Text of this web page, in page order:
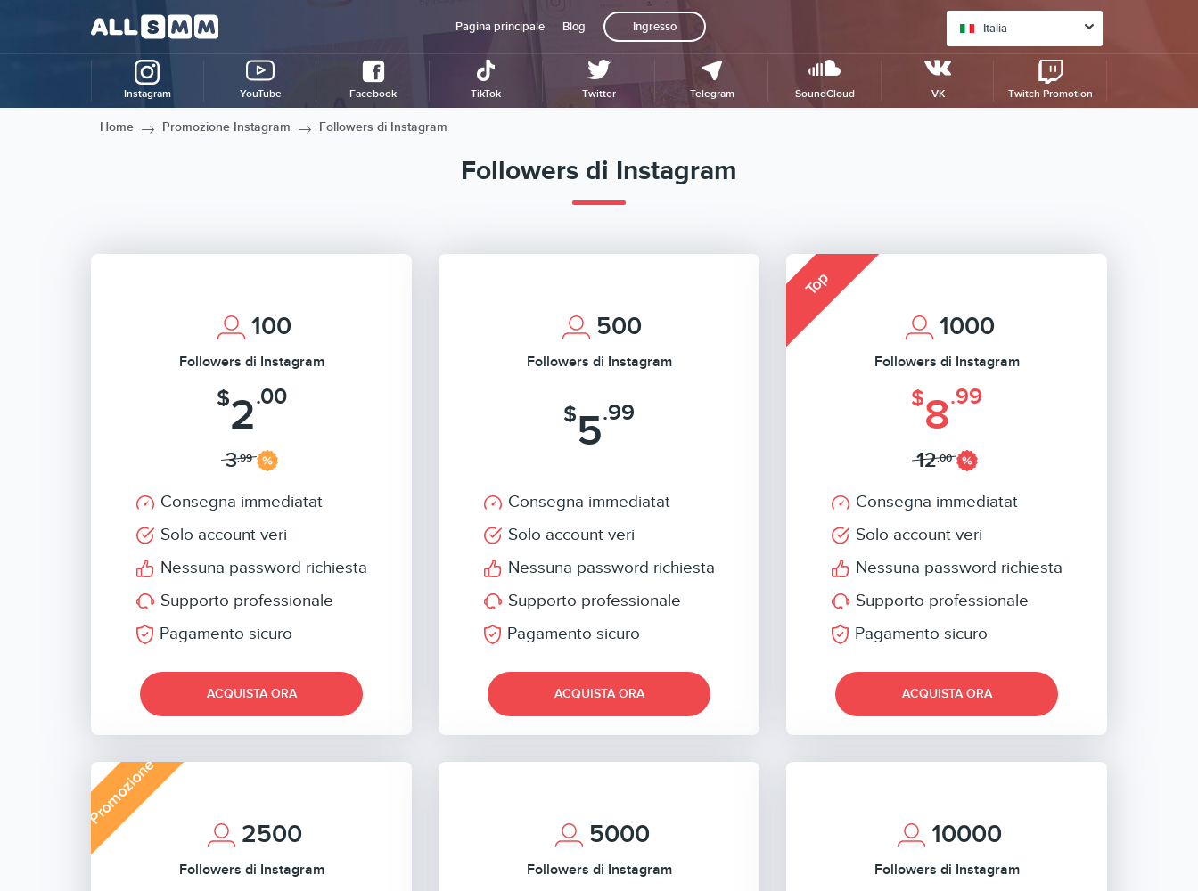
Pagina principale Blog Ingresso Italia
Instagram YouTube Facebook TikTok Twitter Telegram SoundCloud VK Twitch Promotion
Home Promozione Instagram Followers di Instagram
Followers di Instagram
100
Followers di Instagram
$2.00
3.99
Consegna immediatat
Solo account veri
Nessuna password richiesta
Supporto professionale
Pagamento sicuro
ACQUISTA ORA
500
Followers di Instagram
$5.99
Consegna immediatat
Solo account veri
Nessuna password richiesta
Supporto professionale
Pagamento sicuro
ACQUISTA ORA
Top
1000
Followers di Instagram
$8.99
12.00
Consegna immediatat
Solo account veri
Nessuna password richiesta
Supporto professionale
Pagamento sicuro
ACQUISTA ORA
Promozione
2500
Followers di Instagram
5000
Followers di Instagram
10000
Followers di Instagram